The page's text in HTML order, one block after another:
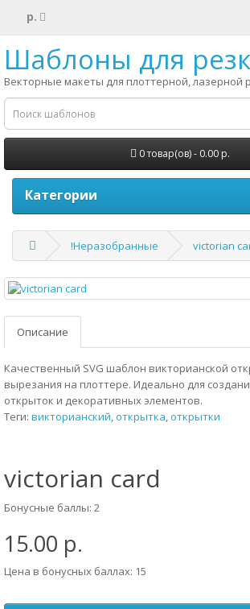
р.
Шаблоны для
Векторные макеты для плоттерной, лазерной
0 товар(ов) - 0.00 р.
Категории
!Неразобранные victorian
Описание
Качественный SVG шаблон викторианской
вырезания на плоттере. Идеально для
открыток и декоративных элементов.
Теги: викторианский,открытка,открытки
victorian card
Бонусные баллы: 2
15.00 р.
Цена в бонусных баллах: 15